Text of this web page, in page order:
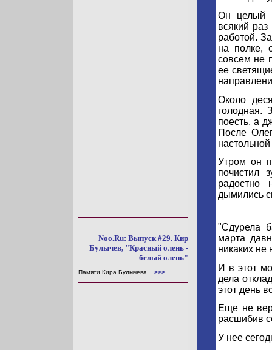
Он целый
всякий
работой.
на полке,
совсем не
ее
Около
голодная.
поесть, а
После
Утром он
почистил
радостно
дымились
Noo.Ru: Выпуск #29. Кир
Булычев, "Красный олень -
белый олень"
Памяти Кира Булычева... >>>
"Сдурела
марта
никаких не
И в этот
дела
этот день
Еще не
расшибив
У нее